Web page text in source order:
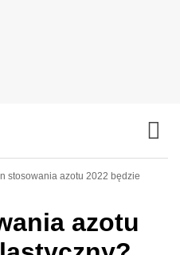
stosowania azotu 2022 będzie
azotu